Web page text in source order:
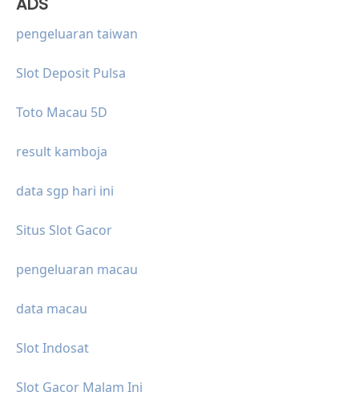
pengeluaran taiwan
Slot Deposit Pulsa
Toto Macau 5D
result kamboja
data sgp hari ini
Situs Slot Gacor
pengeluaran macau
data macau
Slot Indosat
Slot Gacor Malam Ini